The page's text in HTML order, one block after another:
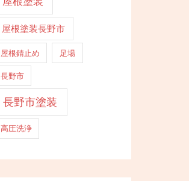
屋根塗装長野市
屋根錆止め 足場
長野市
長野市塗装
高圧洗浄